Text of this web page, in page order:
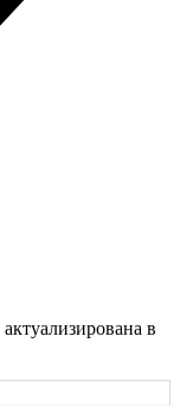
актуализирована в